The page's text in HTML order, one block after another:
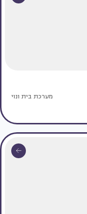
מערכת בית ונוי